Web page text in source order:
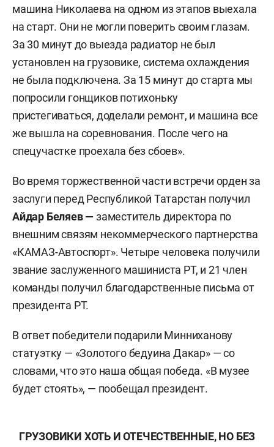
машина Николаева на одном из этапов выехала
на старт. Они не могли поверить своим глазам.
За 30 минут до выезда радиатор не был
установлен на грузовике, система охлаждения
не была подключена. За 15 минут до старта мы
попросили гонщиков потихоньку
пристегиваться, доделали ремонт, и машина все
же вышла на соревнования. После чего на
спецучастке проехала без сбоев».
Во время торжественной части встречи орден за
заслуги перед Республикой Татарстан получил
Айдар Беляев — заместитель директора по
внешним связям некоммерческого партнерства
«КАМАЗ-Автоспорт». Четыре человека получили
звание заслуженного машиниста РТ, и 21 член
команды получил благодарственные письма от
президента РТ.
В ответ победители подарили Минниханову
статуэтку — «Золотого бедуина Дакар» — со
словами, что это наша общая победа. «В музее
будет стоять», — пообещал президент.
ГРУЗОВИКИ ХОТЬ И ОТЕЧЕСТВЕННЫЕ, НО БЕЗ